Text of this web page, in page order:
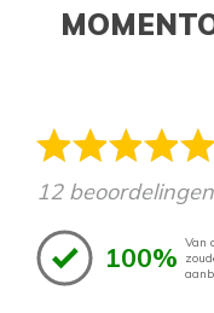
12 beoordelingen
100% Van